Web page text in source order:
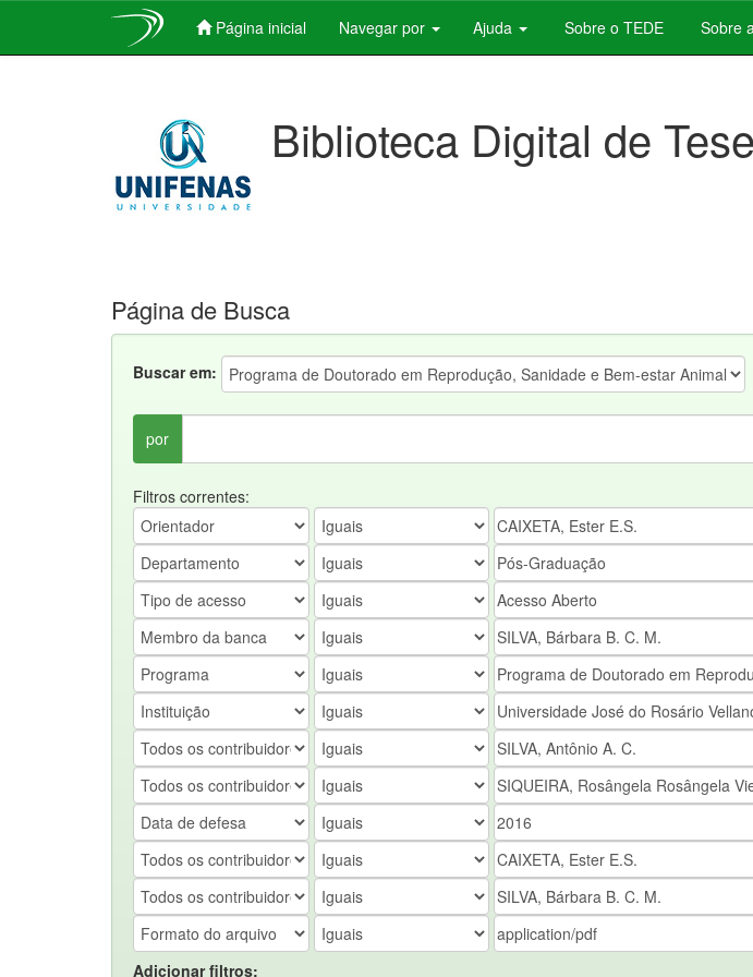
Página inicial Navegar por Ajuda Sobre o TEDE Sobre
Biblioteca Digital de
Página de Busca
Buscar em:
por
Filtros correntes:
Adicionar filtros: